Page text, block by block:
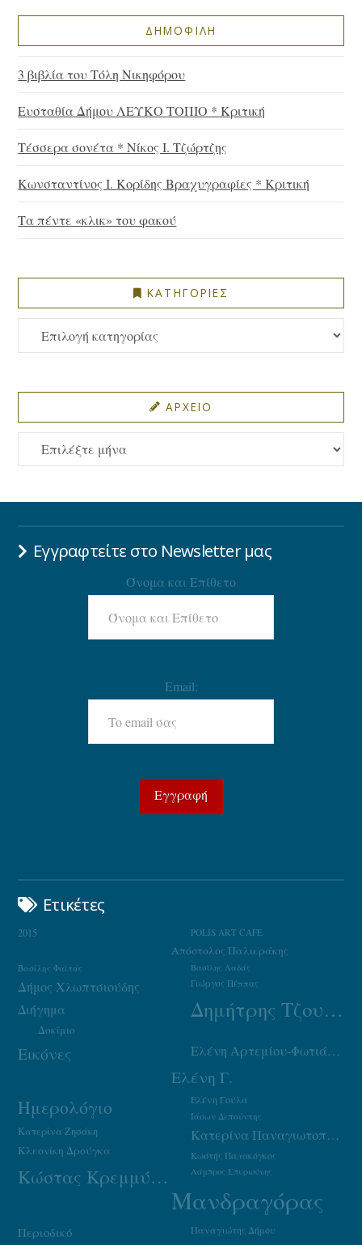
ΔΗΜΟΦΙΛΗ
3 βιβλία του Τόλη Νικηφόρου
Ευσταθία Δήμου ΛΕΥΚΟ ΤΟΠΙΟ * Κριτική
Τέσσερα σονέτα * Νίκος Ι. Τζώρτζης
Κωνσταντίνος Ι. Κορίδης Βραχυγραφίες * Κριτική
Τα πέντε «κλικ» του φακού
ΚΑΤΗΓΟΡΙΕΣ
ΚΑΤΗΓΟΡΙΕΣ
ΑΡΧΕΙΟ
ΑΡΧΕΙΟ
Εγγραφτείτε στο Newsletter μας
Όνομα και Επίθετο
Email:
Ετικέτες
2015 POLIS ART CAFE
Απόστολος Παλιεράκης
Βασίλης Λαδάς
Βασίλης Φαϊτάς
Γιώργος Πέππας
Δήμος Χλωπτσιούδης
Δημήτρης Τζουμάκας
Διήγημα
Δοκίμιο
Εικόνες Ελένη Αρτεμίου-Φωτιάδου
Ελένη Γ.
Ελένη Γούλα
Ημερολόγιο Ιάσων Δεπούντης
Κατερίνα Ζησάκη Κατερίνα Παναγιωτοπούλου
Κλεονίκη Δρούγκα Κωστής Παπακόγκος
Κώστας Κρεμμύδας Λάμπρος Σπυριούνης
Μανδραγόρας
Παναγιώτης Δήμου
Περιοδικό